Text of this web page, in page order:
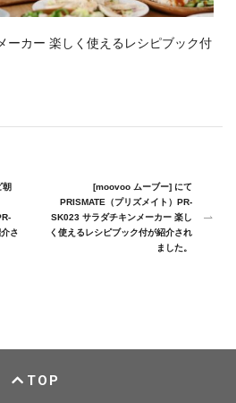
ーカー 楽しく使えるレシピブック付
朝
さ
[moovoo ムーブー] にて
PRISMATE（プリズメイト）PR-
SK023 サラダチキンメーカー 楽し
く使えるレシピブック付が紹介され
ました。
TOP